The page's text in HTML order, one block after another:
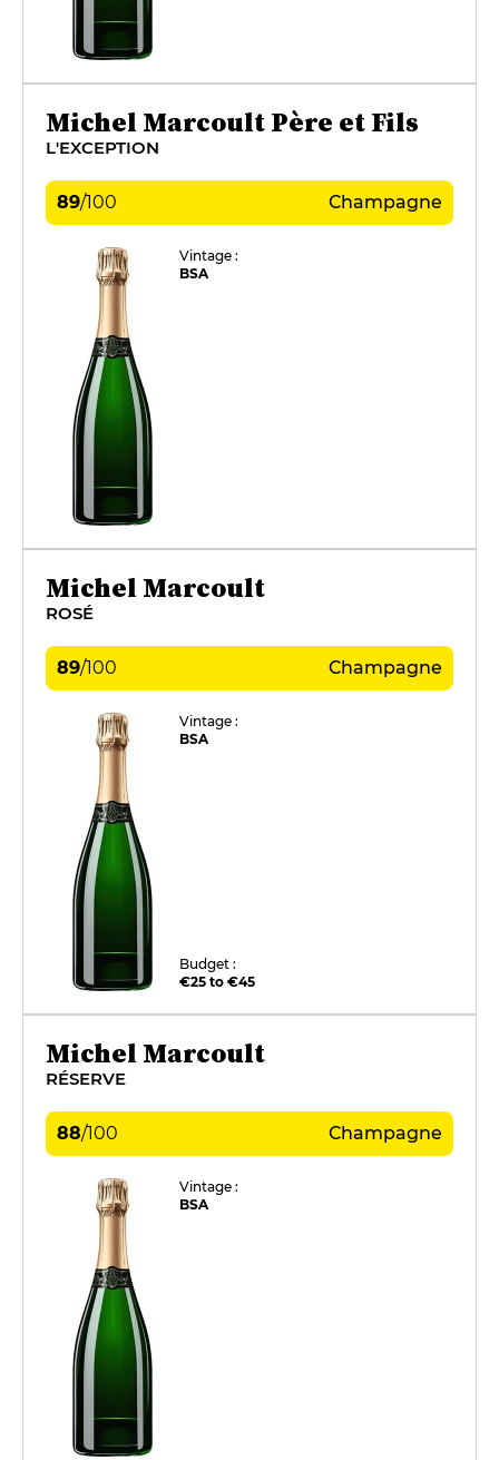
Michel Marcoult Père et Fils
L'EXCEPTION
89/100 Champagne
Vintage :
BSA
Michel Marcoult
ROSÉ
89/100 Champagne
Vintage :
BSA
Budget :
€25 to €45
Michel Marcoult
RÉSERVE
88/100 Champagne
Vintage :
BSA